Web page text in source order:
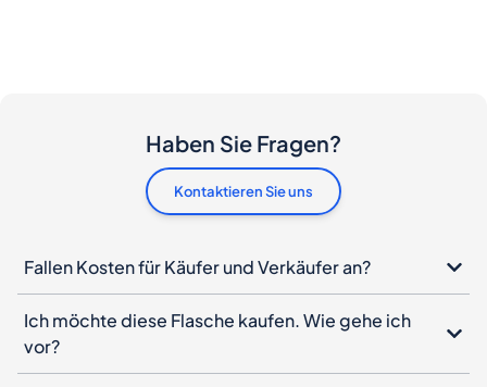
Haben Sie Fragen?
Kontaktieren Sie uns
Fallen Kosten für Käufer und Verkäufer an?
Ich möchte diese Flasche kaufen. Wie gehe ich
vor?